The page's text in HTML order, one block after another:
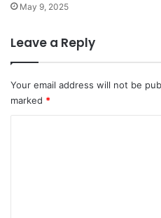
May 9, 2025
Leave a Reply
Your email address will not be
marked *